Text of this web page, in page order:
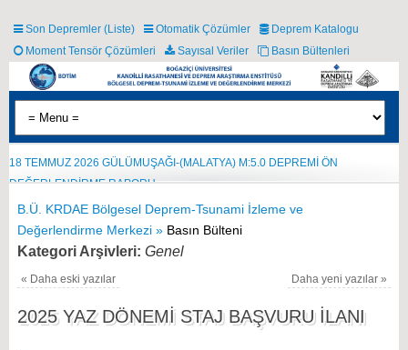
Son Depremler (Liste) Otomatik Çözümler
Deprem Katalogu
Moment Tensör Çözümleri
Sayısal Veriler Basın Bültenleri
18 TEMMUZ 2026 GÜLÜMUŞAĞI-(MALATYA) M:5.0 DEPREMİ ÖN
DEĞERLENDİRME RAPORU
B.Ü. KRDAE Bölgesel Deprem-Tsunami İzleme ve
Değerlendirme Merkezi » Basın Bülteni
Kategori Arşivleri: Genel
« Daha eski yazılar Daha yeni yazılar»
2025 YAZ DÖNEMİ STAJ BAŞVURU İLANI